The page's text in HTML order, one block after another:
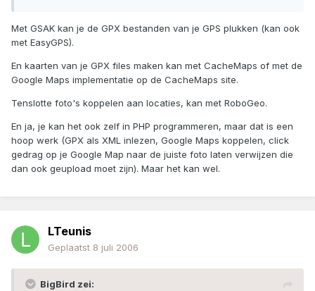
Met GSAK kan je de GPX bestanden van je GPS plukken (kan ook
met EasyGPS).
En kaarten van je GPX files maken kan met CacheMaps of met de
Google Maps implementatie op de CacheMaps site.
Tenslotte foto's koppelen aan locaties, kan met RoboGeo.
En ja, je kan het ook zelf in PHP programmeren, maar dat is een
hoop werk (GPX als XML inlezen, Google Maps koppelen, click
gedrag op je Google Map naar de juiste foto laten verwijzen die
dan ook geupload moet zijn). Maar het kan wel.
LTeunis
Geplaatst 8 juli 2006
BigBird zei: